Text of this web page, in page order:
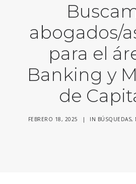
abogados/
para el
Banking y
de
FEBRERO 18, 2025 | IN BÚSQUEDAS,